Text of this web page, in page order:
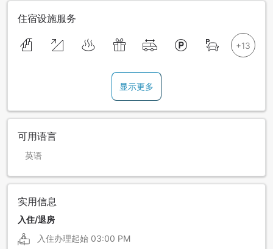
住宿设施服务
显示更多
可用语言
英语
实用信息
入住/退房
入住办理起始 03:00 PM